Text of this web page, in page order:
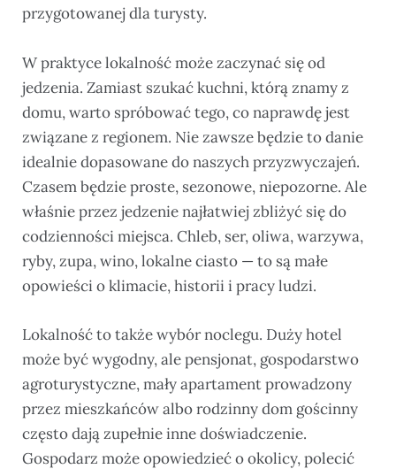
przygotowanej dla turysty.
W praktyce lokalność może zaczynać się od
jedzenia. Zamiast szukać kuchni, którą znamy z
domu, warto spróbować tego, co naprawdę jest
związane z regionem. Nie zawsze będzie to danie
idealnie dopasowane do naszych przyzwyczajeń.
Czasem będzie proste, sezonowe, niepozorne. Ale
właśnie przez jedzenie najłatwiej zbliżyć się do
codzienności miejsca. Chleb, ser, oliwa, warzywa,
ryby, zupa, wino, lokalne ciasto — to są małe
opowieści o klimacie, historii i pracy ludzi.
Lokalność to także wybór noclegu. Duży hotel
może być wygodny, ale pensjonat, gospodarstwo
agroturystyczne, mały apartament prowadzony
przez mieszkańców albo rodzinny dom gościnny
często dają zupełnie inne doświadczenie.
Gospodarz może opowiedzieć o okolicy, polecić